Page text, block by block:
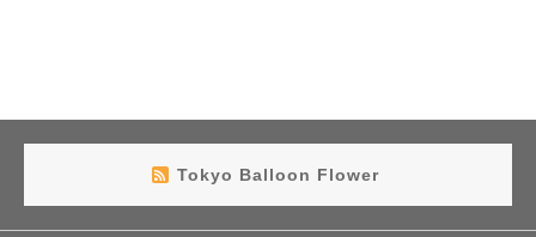
Tokyo Balloon Flower